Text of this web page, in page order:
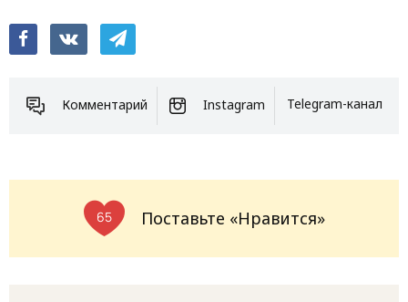
Комментарий Instagram Telegram-канал
65 Поставьте «Нравится»